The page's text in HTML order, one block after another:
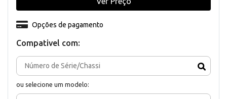
Compativel com:
ou selecione um modelo:
Opções de pagamento